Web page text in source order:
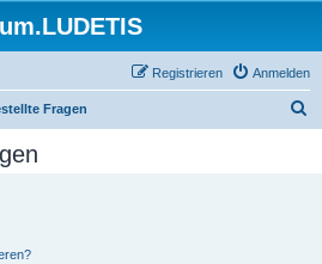
Anmelden
Registrieren
Fragen